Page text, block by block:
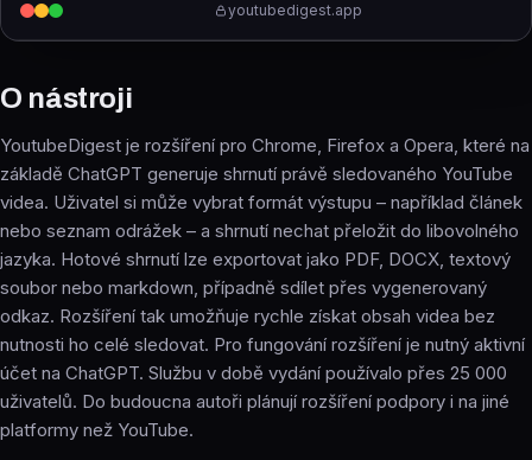
youtubedigest.app
O nástroji
YoutubeDigest je rozšíření pro Chrome, Firefox a Opera, které na
základě ChatGPT generuje shrnutí právě sledovaného YouTube
videa. Uživatel si může vybrat formát výstupu – například článek
nebo seznam odrážek – a shrnutí nechat přeložit do libovolného
jazyka. Hotové shrnutí lze exportovat jako PDF, DOCX, textový
soubor nebo markdown, případně sdílet přes vygenerovaný
odkaz. Rozšíření tak umožňuje rychle získat obsah videa bez
nutnosti ho celé sledovat. Pro fungování rozšíření je nutný aktivní
účet na ChatGPT. Službu v době vydání používalo přes 25 000
uživatelů. Do budoucna autoři plánují rozšíření podpory i na jiné
platformy než YouTube.